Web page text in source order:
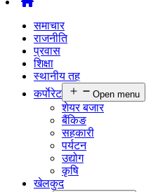
समाचार
राजनीति
प्रवास
शिक्षा
स्थानीय तह
कर्पाेरेट
Open menu
शेयर बजार
बैंकिङ
सहकारी
पर्यटन
उद्योग
कृषि
खेलकुद